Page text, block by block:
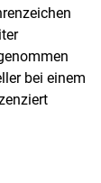
bei einem